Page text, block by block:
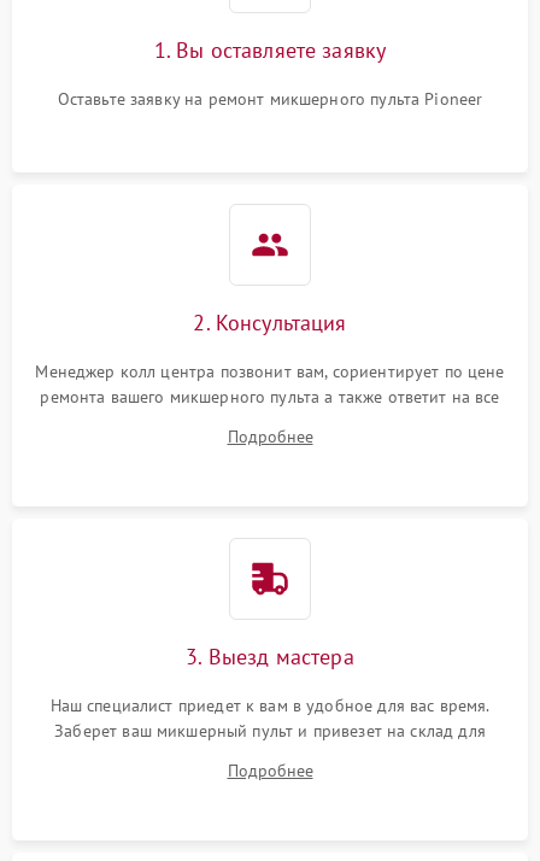
1. Вы оставляете заявку
Оставьте заявку на ремонт микшерного пульта Pioneer
2. Консультация
Менеджер колл центра позвонит вам, сориентирует по цене
ремонта вашего микшерного пульта а также ответит на все
Подробнее
3. Выезд мастера
Наш специалист приедет к вам в удобное для вас время.
Заберет ваш микшерный пульт и привезет на склад для
Подробнее